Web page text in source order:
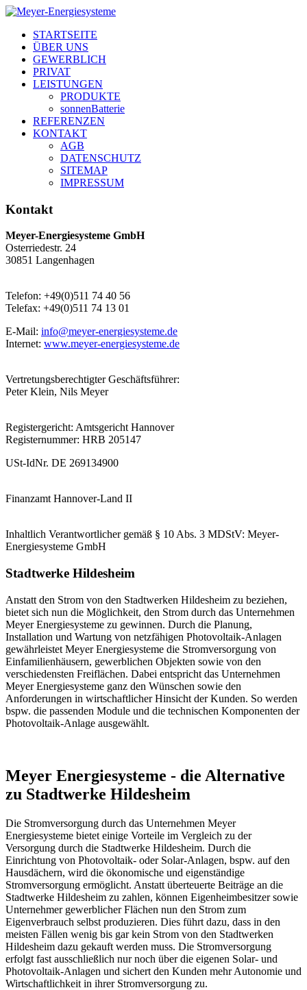
STARTSEITE
ÜBER UNS
GEWERBLICH
PRIVAT
LEISTUNGEN
PRODUKTE
sonnenBatterie
REFERENZEN
KONTAKT
AGB
DATENSCHUTZ
SITEMAP
IMPRESSUM
Kontakt
Meyer-Energiesysteme GmbH
Osterriedestr. 24
30851 Langenhagen
Telefon: +49(0)511 74 40 56
Telefax: +49(0)511 74 13 01
E-Mail: info@meyer-energiesysteme.de
Internet: www.meyer-energiesysteme.de
Vertretungsberechtigter Geschäftsführer:
Peter Klein, Nils Meyer
Registergericht: Amtsgericht Hannover
Registernummer: HRB 205147
USt-IdNr. DE 269134900
Finanzamt Hannover-Land II
Inhaltlich Verantwortlicher gemäß § 10 Abs. 3 MDStV: Meyer-
Energiesysteme GmbH
Stadtwerke Hildesheim
Anstatt den Strom von den Stadtwerken Hildesheim zu beziehen,
bietet sich nun die Möglichkeit, den Strom durch das Unternehmen
Meyer Energiesysteme zu gewinnen. Durch die Planung,
Installation und Wartung von netzfähigen Photovoltaik-Anlagen
gewährleistet Meyer Energiesysteme die Stromversorgung von
Einfamilienhäusern, gewerblichen Objekten sowie von den
verschiedensten Freiflächen. Dabei entspricht das Unternehmen
Meyer Energiesysteme ganz den Wünschen sowie den
Anforderungen in wirtschaftlicher Hinsicht der Kunden. So werden
bspw. die passenden Module und die technischen Komponenten der
Photovoltaik-Anlage ausgewählt.
Meyer Energiesysteme - die Alternative
zu Stadtwerke Hildesheim
Die Stromversorgung durch das Unternehmen Meyer
Energiesysteme bietet einige Vorteile im Vergleich zu der
Versorgung durch die Stadtwerke Hildesheim. Durch die
Einrichtung von Photovoltaik- oder Solar-Anlagen, bspw. auf den
Hausdächern, wird die ökonomische und eigenständige
Stromversorgung ermöglicht. Anstatt überteuerte Beiträge an die
Stadtwerke Hildesheim zu zahlen, können Eigenheimbesitzer sowie
Unternehmer gewerblicher Flächen nun den Strom zum
Eigenverbrauch selbst produzieren. Dies führt dazu, dass in den
meisten Fällen wenig bis gar kein Strom von den Stadtwerken
Hildesheim dazu gekauft werden muss. Die Stromversorgung
erfolgt fast ausschließlich nur noch über die eigenen Solar- und
Photovoltaik-Anlagen und sichert den Kunden mehr Autonomie und
Wirtschaftlichkeit in ihrer Stromversorgung zu.